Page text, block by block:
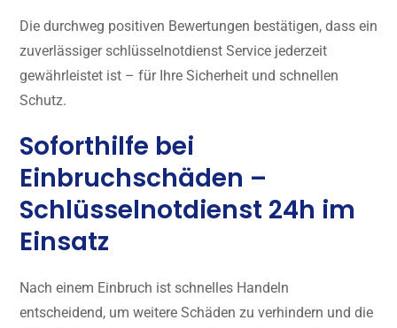
Die durchweg positiven Bewertungen bestätigen, dass ein
zuverlässiger schlüsselnotdienst Service jederzeit
gewährleistet ist – für Ihre Sicherheit und schnellen
Schutz.
Soforthilfe bei
Einbruchschäden –
Schlüsselnotdienst 24h im
Einsatz
Nach einem Einbruch ist schnelles Handeln
entscheidend, um weitere Schäden zu verhindern und die